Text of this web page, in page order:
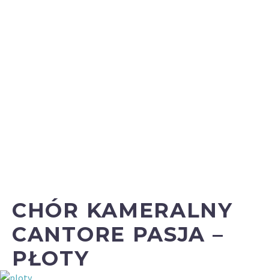
CHÓR KAMERALNY
CANTORE PASJA –
PŁOTY